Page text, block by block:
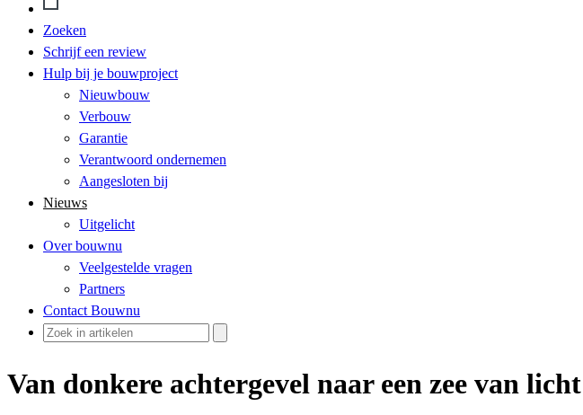
Zoeken
Schrijf een review
Hulp bij je bouwproject
Nieuwbouw
Verbouw
Garantie
Verantwoord ondernemen
Aangesloten bij
Nieuws
Uitgelicht
Over bouwnu
Veelgestelde vragen
Partners
Contact Bouwnu
Van donkere achtergevel naar een zee van